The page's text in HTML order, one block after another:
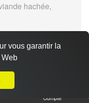
hachée,
Compte
vous garantir la
Web